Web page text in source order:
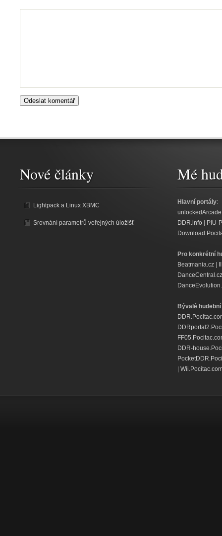
Nové články
Lightpack a Linux XBMC
Srovnání parametrů veřejných úložišť
Mé
Hlavní portály:
DDR.info
PIU-
Pro konkrétní
Beatmania.cz
DanceCentral.cz
Bývalé
DDR-